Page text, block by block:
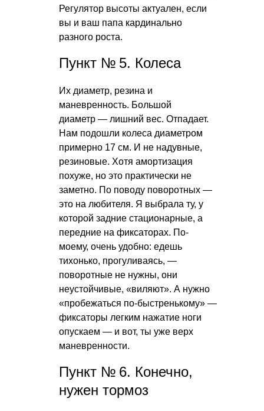
Регулятор высоты актуален, если
вы и ваш папа кардинально
разного роста.
Пункт № 5. Колеса
Их диаметр, резина и
маневренность. Большой
диаметр — лишний вес. Отпадает.
Нам подошли колеса диаметром
примерно 17 см. И не надувные,
резиновые. Хотя амортизация
похуже, но это практически не
заметно. По поводу поворотных —
это на любителя. Я выбрала ту, у
которой задние стационарные, а
передние на фиксаторах. По-
моему, очень удобно: едешь
тихонько, прогуливаясь, —
поворотные не нужны, они
неустойчивые, «виляют». А нужно
«пробежаться по-быстренькому» —
фиксаторы легким нажатие ноги
опускаем — и вот, ты уже верх
маневренности.
Пункт № 6. Конечно,
нужен тормоз